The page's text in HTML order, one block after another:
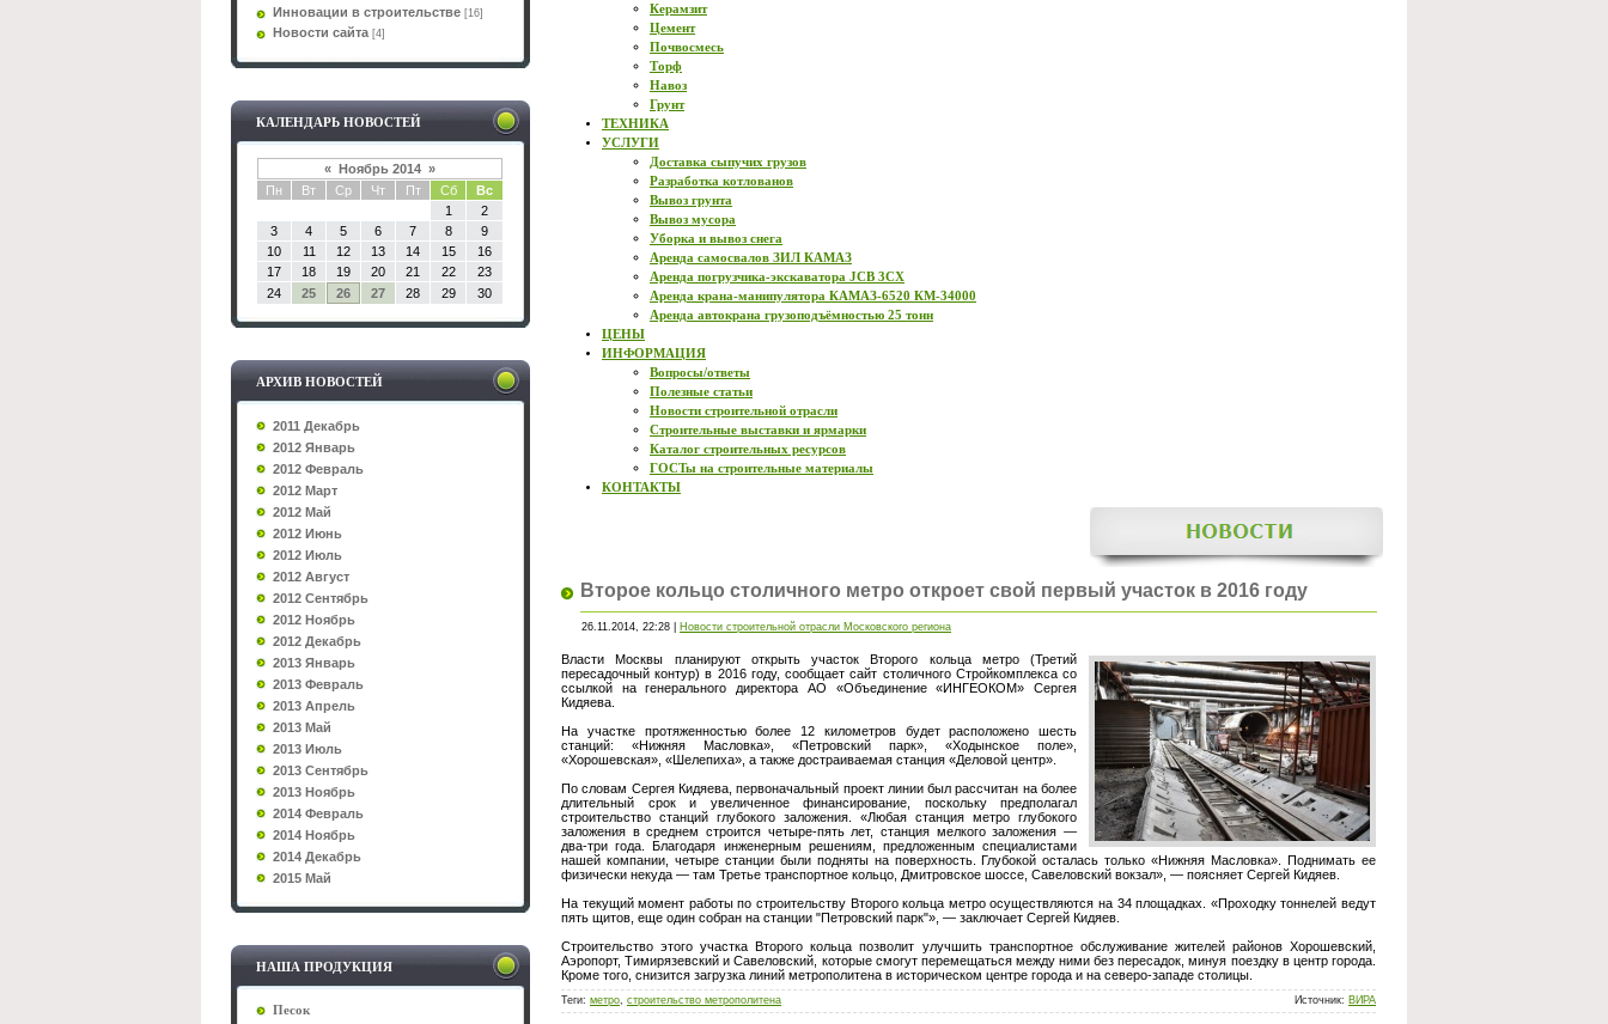
Инновации в строительстве [16]
Новости сайта [4]
КАЛЕНДАРЬ НОВОСТЕЙ
« Ноябрь 2014 »
Пн
Вт Ср Чт Пт Сб
Вс
1
2
3
4 5 6 7 8
9
10
11 12 13 14 15
16
17
18 19 20 21 22
23
24
25 26 27 28 29 30
АРХИВ НОВОСТЕЙ
2011 Декабрь
2012 Январь
2012 Февраль
2012 Март
2012 Май
2012 Июнь
2012 Июль
2012 Август
2012 Сентябрь
2012 Ноябрь
2012 Декабрь
2013 Январь
2013 Февраль
2013 Апрель
2013 Май
2013 Июль
2013 Сентябрь
2013 Ноябрь
2014 Февраль
2014 Ноябрь
2014 Декабрь
2015 Май
НАША ПРОДУКЦИЯ
Песок
Керамзит
Цемент
Почвосмесь
Торф
Навоз
Грунт
ТЕХНИКА
УСЛУГИ
Доставка сыпучих грузов
Разработка котлованов
Вывоз грунта
Вывоз мусора
Уборка и вывоз снега
Аренда самосвалов ЗИЛ КАМАЗ
Аренда погрузчика-экскаватора JCB 3CX
Аренда крана-манипулятора КАМАЗ-6520 КМ-34000
Аренда автокрана грузоподъёмностью 25 тонн
ЦЕНЫ
ИНФОРМАЦИЯ
Вопросы/ответы
Полезные статьи
Новости строительной отрасли
Строительные выставки и ярмарки
Каталог строительных ресурсов
ГОСТы на строительные материалы
КОНТАКТЫ
Второе кольцо столичного метро откроет свой первый участок в 2016 году
26.11.2014, 22:28 | Новости строительной отрасли Московского региона
Власти Москвы планируют открыть участок Второго кольца метро (Третий
пересадочный контур) в 2016 году, сообщает сайт столичного Стройкомплекса со
ссылкой на генерального директора АО «Объединение «ИНГЕОКОМ» Сергея
Кидяева.
На участке протяженностью более 12 километров будет расположено шесть
станций: «Нижняя Масловка», «Петровский парк», «Ходынское поле»,
«Хорошевская», «Шелепиха», а также достраиваемая станция «Деловой центр».
По словам Сергея Кидяева, первоначальный проект линии был рассчитан на более
длительный срок и увеличенное финансирование, поскольку предполагал
строительство станций глубокого заложения. «Любая станция метро глубокого
заложения в среднем строится четыре-пять лет, станция мелкого заложения —
два-три года. Благодаря инженерным решениям, предложенным специалистами
нашей компании, четыре станции были подняты на поверхность. Глубокой осталась только «Нижняя Масловка». Поднимать ее
физически некуда — там Третье транспортное кольцо, Дмитровское шоссе, Савеловский вокзал», — поясняет Сергей Кидяев.
На текущий момент работы по строительству Второго кольца метро осуществляются на 34 площадках. «Проходку тоннелей ведут
пять щитов, еще один собран на станции "Петровский парк"», — заключает Сергей Кидяев.
Строительство этого участка Второго кольца позволит улучшить транспортное обслуживание жителей районов Хорошевский,
Аэропорт, Тимирязевский и Савеловский, которые смогут перемещаться между ними без пересадок, минуя поездку в центр города.
Кроме того, снизится загрузка линий метрополитена в историческом центре города и на северо-западе столицы.
Теги: метро, строительство метрополитена Источник: ВИРА